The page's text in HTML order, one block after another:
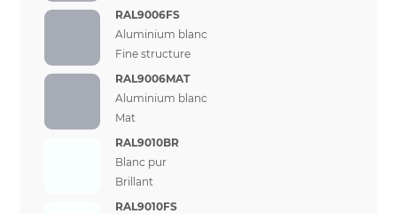
RAL9006FS
Aluminium blanc
Fine structure
RAL9006MAT
Aluminium blanc
Mat
RAL9010BR
Blanc pur
Brillant
RAL9010FS